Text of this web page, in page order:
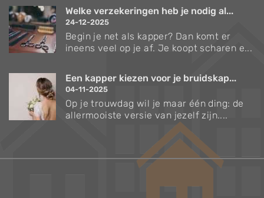
Welke verzekeringen heb je nodig al...
24-12-2025
Begin je net als kapper? Dan komt er
ineens veel op je af. Je koopt scharen e...
Een kapper kiezen voor je bruidskap...
04-11-2025
Op je trouwdag wil je maar één ding: de
allermooiste versie van jezelf zijn....